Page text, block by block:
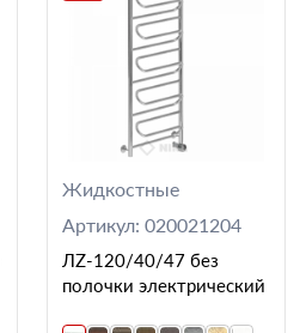
Жидкостные
Артикул: 020021204
ЛZ-120/40/47 без
полочки электрический